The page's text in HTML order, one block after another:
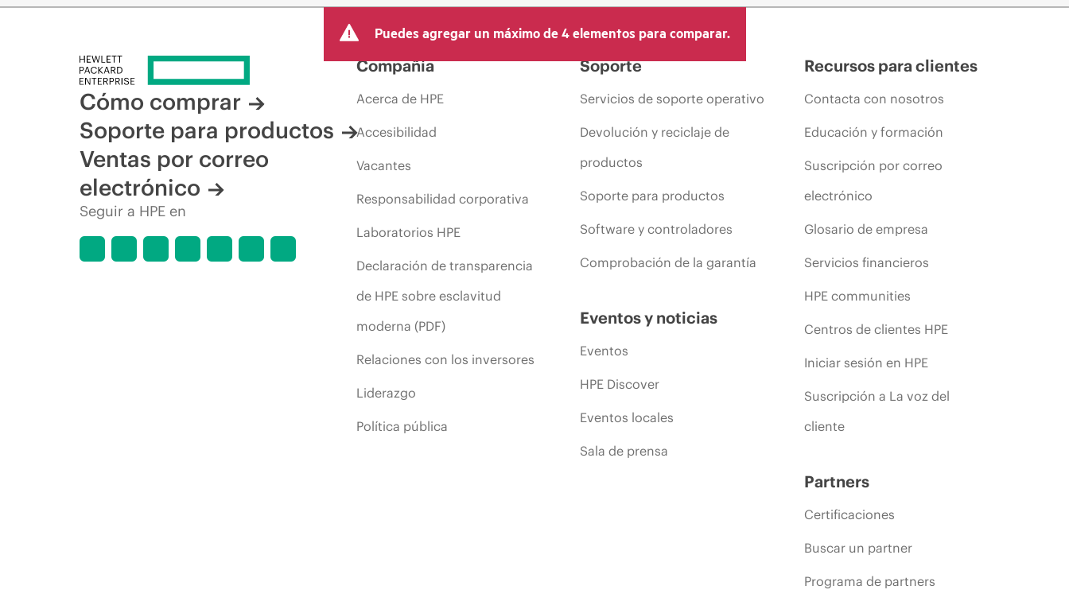
Puedes agregar un máximo de 4 elementos para comparar.
Cómo comprar
Soporte para productos
Ventas por correo
electrónico
Seguir a HPE en
Compañía
Acerca de HPE
Accesibilidad
Vacantes
Responsabilidad corporativa
Laboratorios HPE
Declaración de transparencia
de HPE sobre esclavitud
moderna (PDF)
Relaciones con los inversores
Liderazgo
Política pública
Soporte
Servicios de soporte operativo
Devolución y reciclaje de
productos
Soporte para productos
Software y controladores
Comprobación de la garantía
Eventos y noticias
Eventos
HPE Discover
Eventos locales
Sala de prensa
Recursos para clientes
Contacta con nosotros
Educación y formación
Suscripción por correo
electrónico
Glosario de empresa
Servicios financieros
HPE communities
Centros de clientes HPE
Iniciar sesión en HPE
Suscripción a La voz del
cliente
Partners
Certificaciones
Buscar un partner
Programa de partners